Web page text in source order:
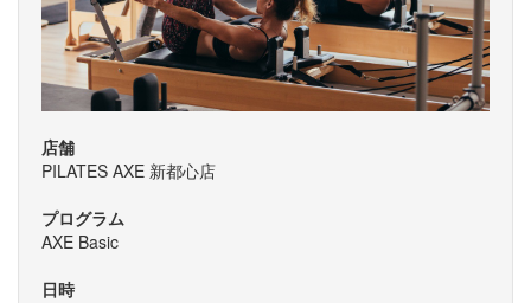
店舗
PILATES AXE 新都心店
プログラム
AXE Basic
日時